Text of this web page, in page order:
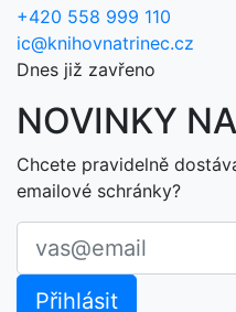
+420 558 999 110
ic@knihovnatrinec.cz
Dnes již zavřeno
NOVINKY
Chcete pravidelně
emailové schránky?